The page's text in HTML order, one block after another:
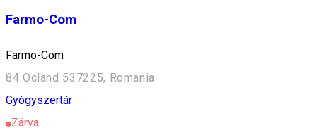
Farmo-Com
Farmo-Com
84 Ocland 537225, Romania
Gyógyszertár
Zárva